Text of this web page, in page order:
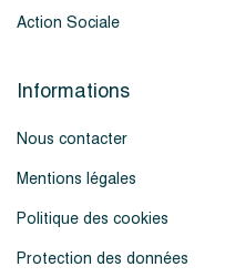
Action Sociale
Informations
Nous contacter
Mentions légales
Politique des cookies
Protection des données